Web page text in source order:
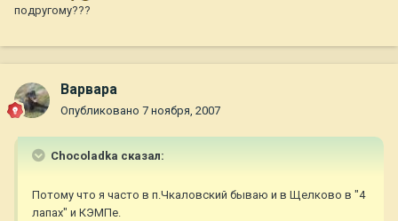
подругому???
Варвара
Опубликовано 7 ноября, 2007
Chocoladka сказал:
Потому что я часто в п.Чкаловский бываю и в Щелково в "4
лапах" и КЭМПе.